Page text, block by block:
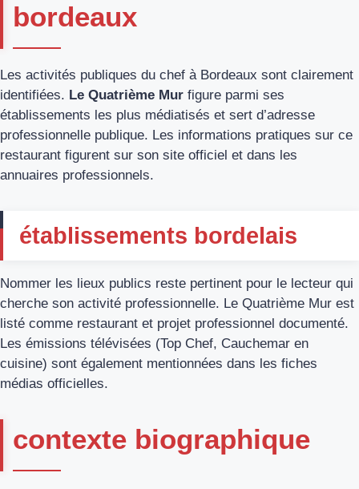
bordeaux
Les activités publiques du chef à Bordeaux sont clairement
identifiées. Le Quatrième Mur figure parmi ses
établissements les plus médiatisés et sert d’adresse
professionnelle publique. Les informations pratiques sur ce
restaurant figurent sur son site officiel et dans les
annuaires professionnels.
établissements bordelais
Nommer les lieux publics reste pertinent pour le lecteur qui
cherche son activité professionnelle. Le Quatrième Mur est
listé comme restaurant et projet professionnel documenté.
Les émissions télévisées (Top Chef, Cauchemar en
cuisine) sont également mentionnées dans les fiches
médias officielles.
contexte biographique